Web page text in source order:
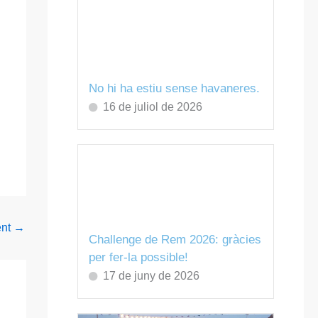
→
No hi ha estiu sense havaneres.
16 de juliol de 2026
Challenge de Rem 2026: gràcies
per fer-la possible!
17 de juny de 2026